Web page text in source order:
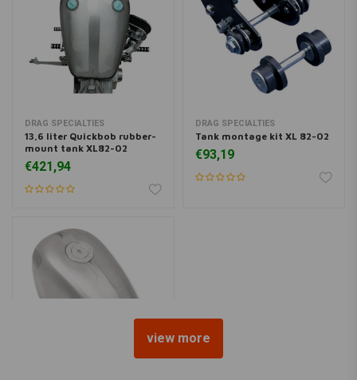
DRAG SPECIALTIES
13,6 liter Quickbob rubber-
mount tank XL82-02
€421,94
DRAG SPECIALTIES
Tank montage kit XL 82-02
€93,19
view more